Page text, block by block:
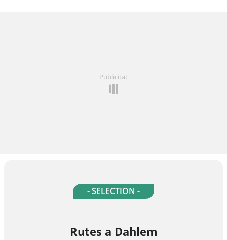
Publicitat
- SELECTION -
Rutes a Dahlem